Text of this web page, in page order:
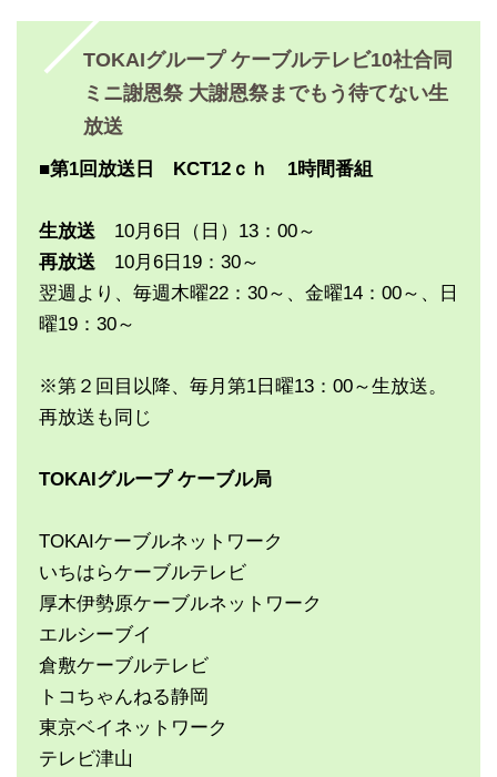
TOKAIグループ ケーブルテレビ10社合同
ミニ謝恩祭 大謝恩祭までもう待てない生
放送
■第1回放送日 KCT12ｃｈ 1時間番組
生放送 10月6日（日）13：00～
再放送 10月6日19：30～
翌週より、毎週木曜22：30～、金曜14：00～、日
曜19：30～
※第２回目以降、毎月第1日曜13：00～生放送。
再放送も同じ
TOKAIグループ ケーブル局
TOKAIケーブルネットワーク
いちはらケーブルテレビ
厚木伊勢原ケーブルネットワーク
エルシーブイ
倉敷ケーブルテレビ
トコちゃんねる静岡
東京ベイネットワーク
テレビ津山